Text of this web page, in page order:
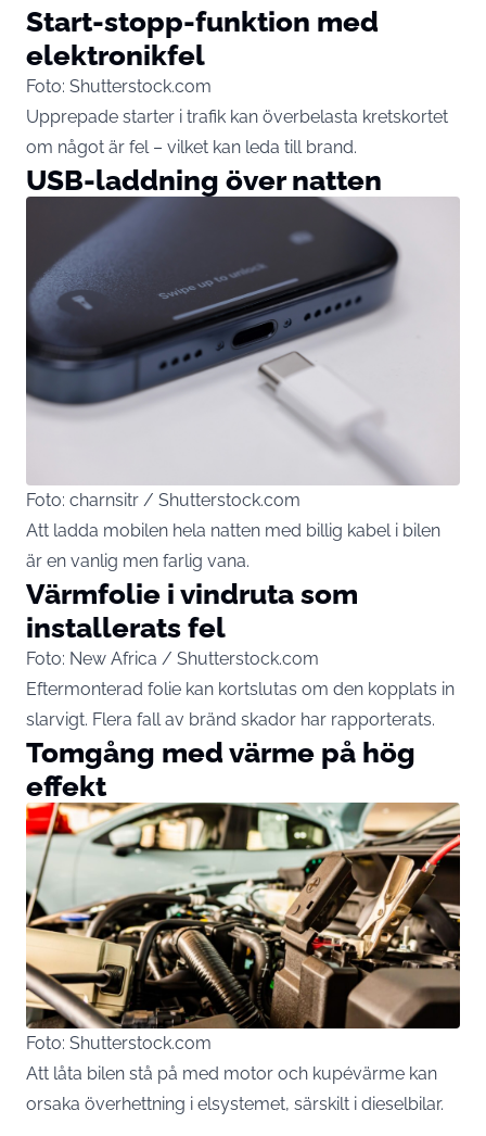
Start-stopp-funktion med
elektronikfel
Foto: Shutterstock.com
Upprepade starter i trafik kan överbelasta kretskortet
om något är fel – vilket kan leda till brand.
USB-laddning över natten
Foto: charnsitr / Shutterstock.com
Att ladda mobilen hela natten med billig kabel i bilen
är en vanlig men farlig vana.
Värmfolie i vindruta som
installerats fel
Foto: New Africa / Shutterstock.com
Eftermonterad folie kan kortslutas om den kopplats in
slarvigt. Flera fall av bränd skador har rapporterats.
Tomgång med värme på hög
effekt
Foto: Shutterstock.com
Att låta bilen stå på med motor och kupévärme kan
orsaka överhettning i elsystemet, särskilt i dieselbilar.